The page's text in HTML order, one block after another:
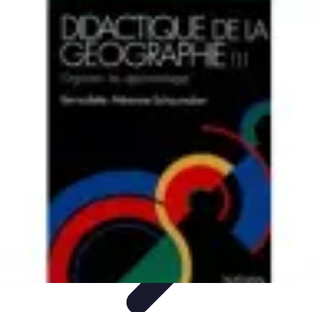
Apprendre Rubik Cube
Astuces et conseils
ApprentissageTechniques
d'apprentissageMéthodes d'apprentissageTechniques
Apprendre Rubik Cube